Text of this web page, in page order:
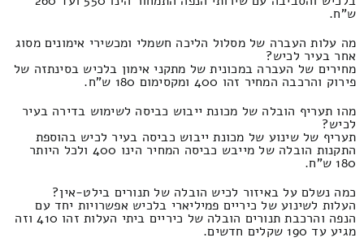
ש"ח.
מה עלות העברה של מסלול הליכה חשמלי ומכשירי אימונים מסוג
אחר בעיר לכיש?
מחירים של העברה במכונית של מתקני אימון בלכיש בסינתזה של
פירוק והרכבה המחיר זהו 400 ומקסימום 180 ש"ח.
מהו תעריף הובלה של מכונת ייבוש כביסה לשימוש בדירה בעיר
לכיש?
תעריף של שינוע של מכונת ייבוש כביסה בעיר לכיש בהוספת
התקנות הובלה של מייבש כביסה המחיר הינו 400 ולכל היותר
180 ש"ח.
כמה נשלם על באיזור לכיש הובלה של תנורים בילט-אין?
העלות לשינוע של כיריים פמיליארי בלכיש אפשרויות יחד עם
הנפה והרכבת תנורים הובלה של כיריים ביתי העלות זהו 410 וזה
מגיע עד 190 שקלים חדשים.